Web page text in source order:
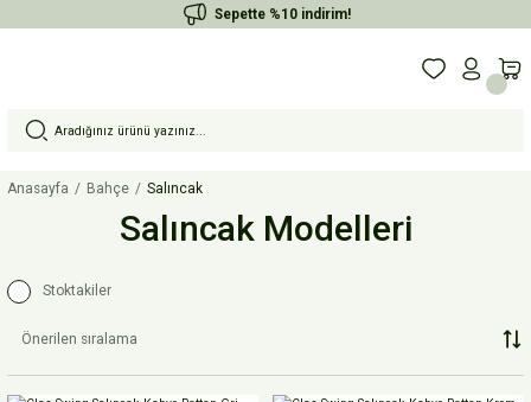
Sepette %10 indirim!
Anasayfa Bahçe Salıncak
Salıncak Modelleri
Stoktakiler